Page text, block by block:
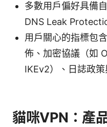
多數用戶偏好具備
DNS Leak
用戶關心的指標包
佈、加密協議（如
IKEv2）、日誌政策
貓咪VPN：產